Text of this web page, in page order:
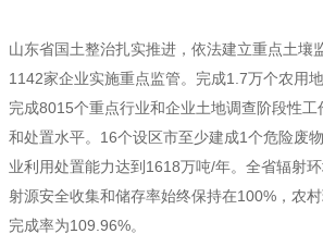
山东省国土整治扎实推进，依法建立重点土壤
1142家企业实施重点监管。完成1.7万个农用
完成8015个重点行业和企业土地调查阶段性工
和处置水平。16个设区市至少建成1个危险废
业利用处置能力达到1618万吨/年。全省辐射
射源安全收集和储存率始终保持在100%，农
完成率为109.96%。